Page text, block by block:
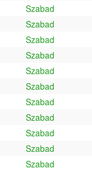
Szabad
Szabad
Szabad
Szabad
Szabad
Szabad
Szabad
Szabad
Szabad
Szabad
Szabad